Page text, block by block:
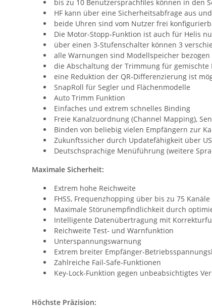
bis zu 10 Benutzersprachfiles können in den
HF kann über eine Sicherheitsabfrage aus
beide Uhren sind vom Nutzer frei
Die Motor-Stopp-Funktion ist auch für Helis
über einen 3-Stufenschalter können 3
alle Warnungen sind Modellspeicher
die Abschaltung der Trimmung für
eine Reduktion der QR-Differenzierung ist
SnapRoll für Segler und Flächenmodelle
Auto Trimm Funktion
Einfaches und extrem schnelles Binding
Freie Kanalzuordnung (Channel Mapping),
Binden von beliebig vielen Empfängern zur
Zukunftssicher durch Updatefähigkeit über
Deutschsprachige Menüführung (weitere
Maximale Sicherheit:
Extrem hohe Reichweite
FHSS, Frequenzhopping über bis zu 75 Kanäle
Maximale Störunempfindlichkeit durch
Intelligente Datenübertragung mit
Reichweite Test- und Warnfunktion
Unterspannungswarnung
Extrem breiter Empfänger-
Zahlreiche Fail-Safe-Funktionen
Key-Lock-Funktion gegen unbeabsichtigtes
Höchste Präzision: